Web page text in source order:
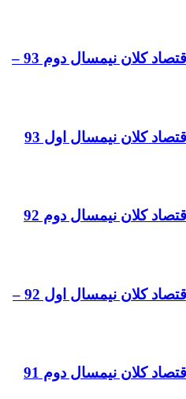
دانلود رایگان نمونه سوال اقتصاد کلان نیمسال دوم 93 –
دانلود رایگان نمونه سوال اقتصاد کلان نیمسال اول 93
دانلود رایگان نمونه سوال اقتصاد کلان نیمسال دوم 92
دانلود رایگان نمونه سوال اقتصاد کلان نیمسال اول 92 –
دانلود رایگان نمونه سوال اقتصاد کلان نیمسال دوم 91